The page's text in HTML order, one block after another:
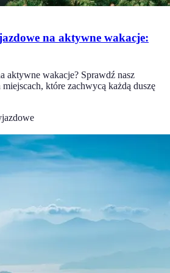
na aktywne wakacje:
aktywne wakacje? Sprawdź nasz
które zachwycą każdą duszę